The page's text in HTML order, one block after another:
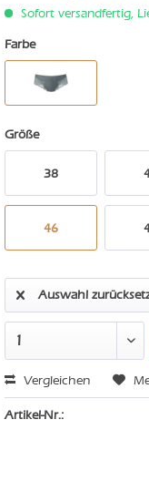
Sofort versandfertig,
Farbe
Größe
38
46
Auswahl
Vergleichen
Artikel-Nr.: